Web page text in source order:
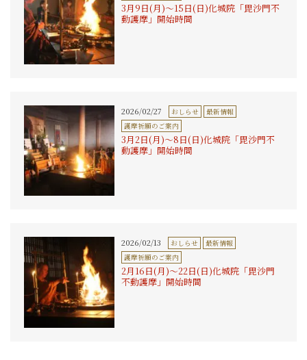
3月9日(月)〜15日(日)化城院「毘沙門不
動護摩」開始時間
2026/02/27 おしらせ
最新情報
護摩祈願のご案内
3月2日(月)〜8日(日)化城院「毘沙門不
動護摩」開始時間
2026/02/13 おしらせ
最新情報
護摩祈願のご案内
2月16日(月)〜22日(日)化城院「毘沙門
不動護摩」開始時間